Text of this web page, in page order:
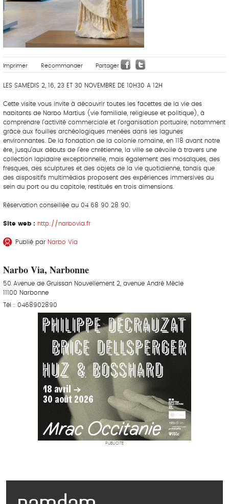
Imprimer Recommander Partager
LES SAMEDIS 2, 16, 23 ET 30 NOVEMBRE DE 10H30 A 12H
Cette visite vous invite à découvrir toutes les facettes de la vie des
habitants de Narbo Martius (vie familiale, religieuse et politique), à
comprendre l’activité commerciale et l’organisation portuaire, notamment
grâce aux fouilles archéologiques menées dans les lagunes
environnantes. De la fondation de la colonie romaine, en 118 avant notre
ère, jusqu’aux débuts de l’ère chrétienne, la ville se dévoile à travers une
collection lapidaire exceptionnelle, mais également des mosaïques, des
fresques, des sculptures et des objets de la vie quotidienne, tandis que
des dispositifs multimédias proposent des expériences immersives au
sein du port ou du capitole, restitués en trois dimensions.
Réservation conseillée au 04 68 90 28 90.
Site web : http://narbovia.fr
Publié par Narbo Via
Narbo Via, Narbonne
50 Avenue de Gruissan Nouvellement 2, avenue André Mècle
11100 Narbonne
Tél : 0468902890
PUBLICITÉ